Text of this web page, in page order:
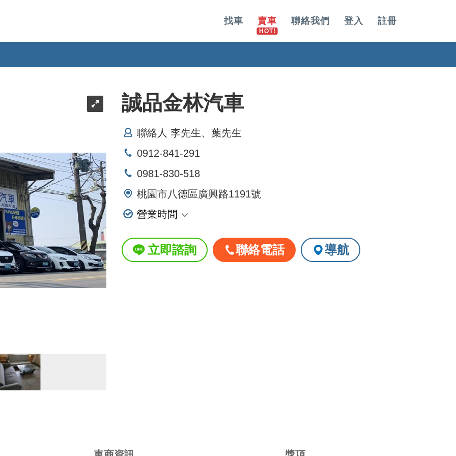
找車 賣車 聯絡我們 登入 註冊
誠品金林汽車
聯絡人 李先生、葉先生
0912-841-291
0981-830-518
桃園市八德區廣興路1191號
營業時間
星期二
立即諮詢 聯絡電話 導航